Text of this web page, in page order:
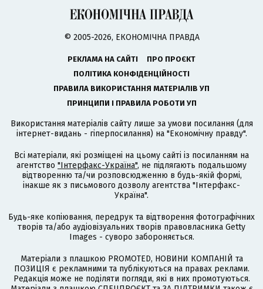
© 2005-2026, ЕКОНОМІЧНА ПРАВДА
РЕКЛАМА НА САЙТІ
ПРО ПРОЄКТ
ПОЛІТИКА КОНФІДЕНЦІЙНОСТІ
ПРАВИЛА ВИКОРИСТАННЯ МАТЕРІАЛІВ УП
ПРИНЦИПИ І ПРАВИЛА РОБОТИ УП
Використання матеріалів сайту лише за умови посилання (для
інтернет-видань - гіперпосилання) на "Економічну правду".
Всі матеріали, які розміщені на цьому сайті із посиланням на
агентство "Інтерфакс-Україна", не підлягають подальшому
відтворенню та/чи розповсюдженню в будь-якій формі,
інакше як з письмового дозволу агентства "Інтерфакс-
Україна".
Будь-яке копіювання, передрук та відтворення фотографічних
творів та/або аудіовізуальних творів правовласника Getty
Images - суворо забороняється.
Матеріали з плашкою PROMOTED, НОВИНИ КОМПАНІЙ та
ПОЗИЦІЯ є рекламними та публікуються на правах реклами.
Редакція може не поділяти погляди, які в них промотуються.